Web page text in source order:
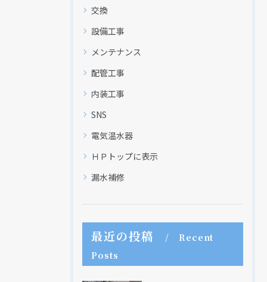
交換
設備工事
メンテナンス
配管工事
内装工事
SNS
電気温水器
ＨＰトップに表示
漏水補修
最近の投稿
Recent
Posts